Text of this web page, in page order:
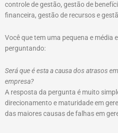
controle de gestão, gestão de
financeira, gestão de recursos e
Você que tem uma pequena e média
perguntando:
Será que é esta a causa dos atrasos
empresa?
A resposta da pergunta é muito
direcionamento e maturidade em
das maiores causas de falhas em